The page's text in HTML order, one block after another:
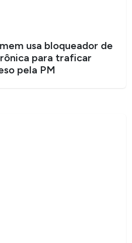
usa bloqueador de
para traficar
pela PM